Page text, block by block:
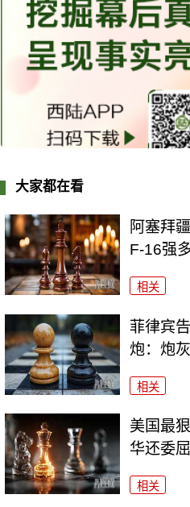
大家都在看
阿塞拜
F-16强
相关
菲律宾
炮：炮
相关
美国最
华还委
相关